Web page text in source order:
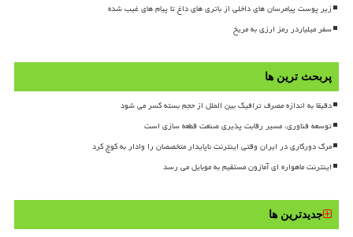
زیر پوست پیامرسان های داخلی از باتری های داغ تا پیام های غیب شده
سفر میلیاردر رمز ارزی به مریخ
پربحث ترین ها
دقیقا به اندازه مصرف ترافیک بین الملل از حجم بسته کسر می شود
توسعه فناوری، مسیر رقابت پذیری صنعت قطعه سازی است
مرگ دورکاری در ایران وقتی اینترنت ناپایدار متخصصان را وادار به کوچ کرد
اینترنت ماهواره ای آمازون مستقیم به موبایل می رسد
جدیدترین ها